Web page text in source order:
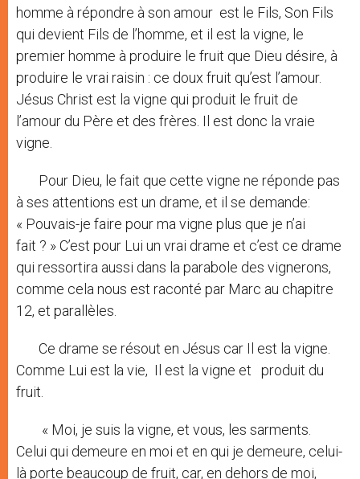
homme à répondre à son amour est le Fils, Son Fils
qui devient Fils de l’homme, et il est la vigne, le
premier homme à produire le fruit que Dieu désire, à
produire le vrai raisin : ce doux fruit qu’est l’amour.
Jésus Christ est la vigne qui produit le fruit de
l’amour du Père et des frères. Il est donc la vraie
vigne.
Pour Dieu, le fait que cette vigne ne réponde pas
à ses attentions est un drame, et il se demande:
« Pouvais-je faire pour ma vigne plus que je n’ai
fait ? » C’est pour Lui un vrai drame et c’est ce drame
qui ressortira aussi dans la parabole des vignerons,
comme cela nous est raconté par Marc au chapitre
12, et parallèles.
Ce drame se résout en Jésus car Il est la vigne.
Comme Lui est la vie, Il est la vigne et produit du
fruit.
« Moi, je suis la vigne, et vous, les sarments.
Celui qui demeure en moi et en qui je demeure, celui-
là porte beaucoup de fruit, car, en dehors de moi,